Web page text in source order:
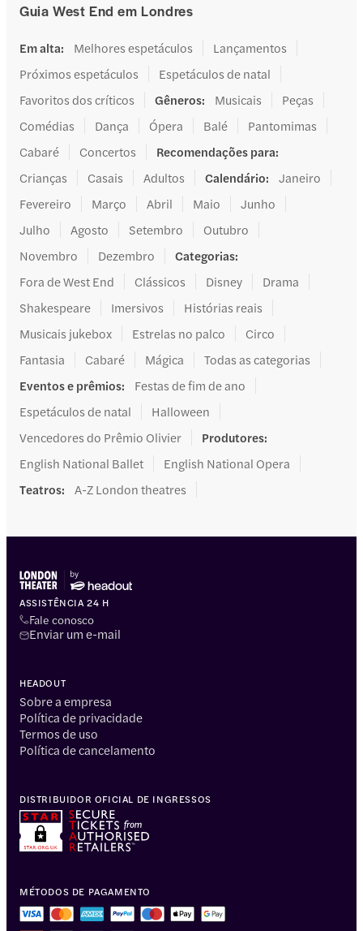
Guia West End em Londres
Em alta: Melhores espetáculos
Lançamentos
Próximos espetáculos
Espetáculos de natal
Favoritos dos críticos
Gêneros: Musicais
Peças
Comédias
Dança Ópera Balé
Pantomimas
Cabaré
Concertos Recomendações para:
Crianças
Casais Adultos Calendário:
Janeiro
Fevereiro
Março Abril Maio
Junho
Julho
Agosto Setembro
Outubro
Novembro
Dezembro Categorias:
Fora de West End
Clássicos Disney
Drama
Shakespeare
Imersivos
Histórias reais
Musicais jukebox
Estrelas no palco
Circo
Fantasia
Cabaré Mágica
Todas as categorias
Eventos e prêmios:
Festas de fim de ano
Espetáculos de natal
Halloween
Vencedores do Prêmio Olivier
Produtores:
English National Ballet
English National Opera
Teatros: A-Z London theatres
ASSISTÊNCIA 24 H
Fale conosco
Enviar um e-mail
HEADOUT
Sobre a empresa
Política de privacidade
Termos de uso
Política de cancelamento
MÉTODOS DE PAGAMENTO
DISTRIBUIDOR OFICIAL DE INGRESSOS